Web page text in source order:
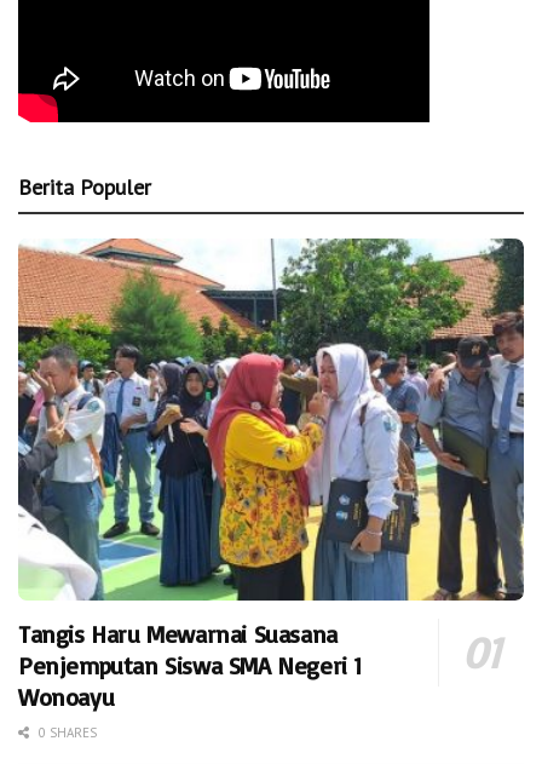
Berita Populer
Tangis Haru Mewarnai Suasana
Penjemputan Siswa SMA Negeri 1
Wonoayu
0 SHARES